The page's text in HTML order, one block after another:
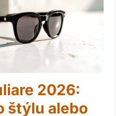
2026:
štýlu alebo